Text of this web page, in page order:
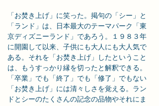
「お焚き上げ」に笑った。掲句の「シー」と
「ランド」は、日本最大のテーマパーク「東
京ディズニーランド」であろう。１９８３年
に開園して以来、子供にも大人にも大人気で
ある。それを「お焚き上げ」したということ
は、もうすっかり縁を切ったと解釈できる。
「卒業」でも「終了」でも「修了」でもない
「お焚き上げ」には清々しさを覚える。ラン
ドとシーのたくさんの記念の品物やそれにま